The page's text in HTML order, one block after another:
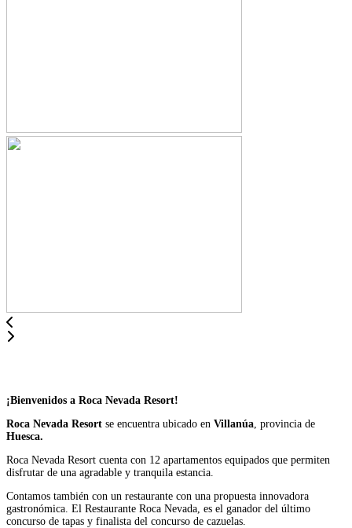
¡Bienvenidos a Roca Nevada Resort!
Roca Nevada Resort se encuentra ubicado en Villanúa , provincia de
Huesca.
Roca Nevada Resort cuenta con 12 apartamentos equipados que permiten
disfrutar de una agradable y tranquila estancia.
Contamos también con un restaurante con una propuesta innovadora
gastronómica. El Restaurante Roca Nevada, es el ganador del último
concurso de tapas y finalista del concurso de cazuelas.